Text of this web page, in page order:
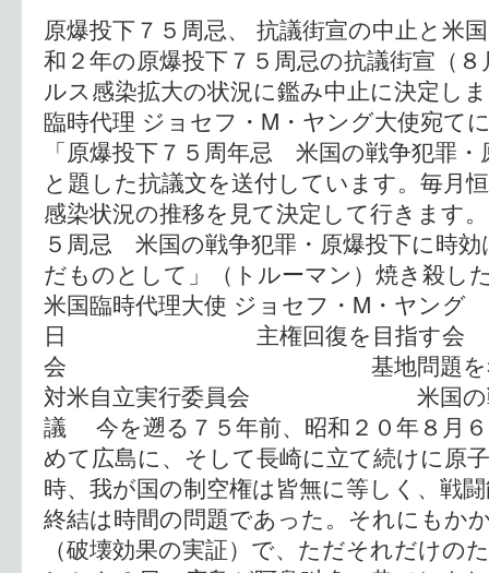
原爆投下７５周忌、 抗議街宣の中止と米
和２年の原爆投下７５周忌の抗議街宣（
ルス感染拡大の状況に鑑み中止に決定し
臨時代理 ジョセフ・M・ヤング大使宛て
「原爆投下７５周年忌 米国の戦争犯罪
と題した抗議文を送付しています。毎月
感染状況の推移を見て決定して行きま
５周忌 米国の戦争犯罪・原爆投下に時
だものとして」（トルーマン）焼き殺し
米国臨時代理大使 ジョセフ・M・ヤング
日 主権回復を目指
会 基地問題を考える
対米自立実行委員会 米国の戦争
議 今を遡る７５年前、昭和２０年８月
めて広島に、そして長崎に立て続けに原
時、我が国の制空権は皆無に等しく、戦
終結は時間の問題であった。それにもか
（破壊効果の実証）で、ただそれだけの